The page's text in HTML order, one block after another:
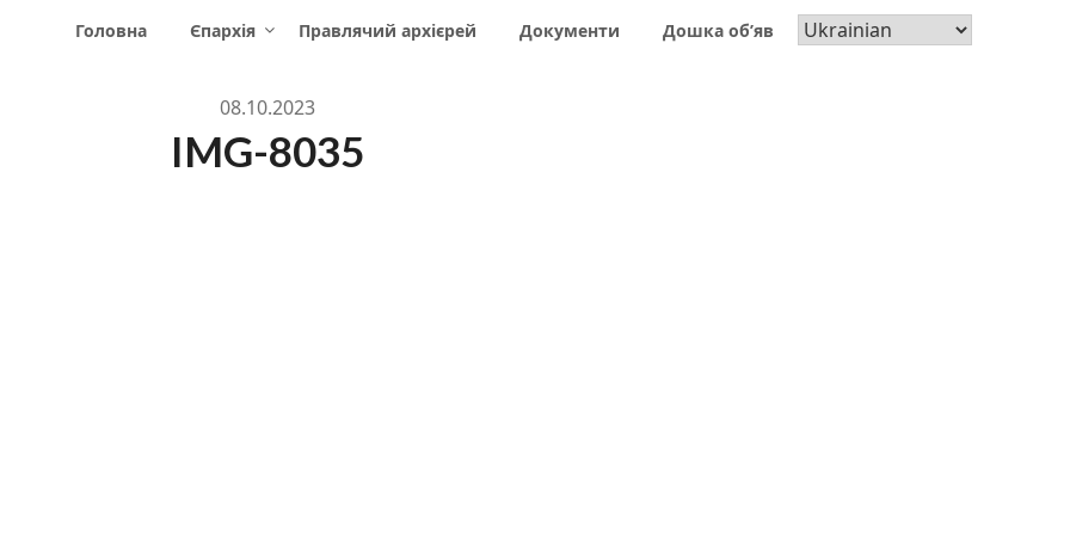
Головна Єпархія Правлячий архієрей Документи Дошка об’яв
08.10.2023
IMG-8035